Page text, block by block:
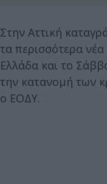
Στην Αττική
τα περισσότερα
Ελλάδα και το
την κατανομή των
ο ΕΟΔΥ.